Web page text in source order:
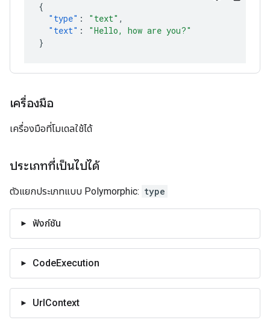
{
"type" : "text" ,
"text" :
"Hello, how are you?"
}
เครื่องมือ
เครื่องมือที่โมเดลใช้ได้
ประเภทที่เป็นไปได้
ตัวแยกประเภทแบบ Polymorphic: type
ฟังก์ชัน
CodeExecution
UrlContext